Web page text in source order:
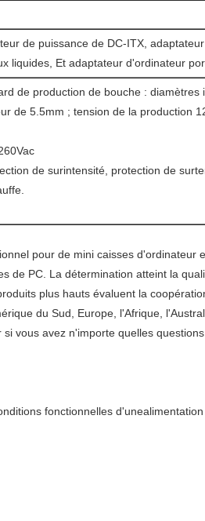
de puissance de DC-ITX,
liquides, Et adaptateur d'ordinateur
de production de bouche : diamètres
de 5.5mm ; tension de la production
de surintensité, protection de
pour de mini caisses
de PC. La détermination atteint la
plus hauts évaluent la
du Sud, Europe, l'Afrique,
vous avez n'importe quelles
fonctionnelles